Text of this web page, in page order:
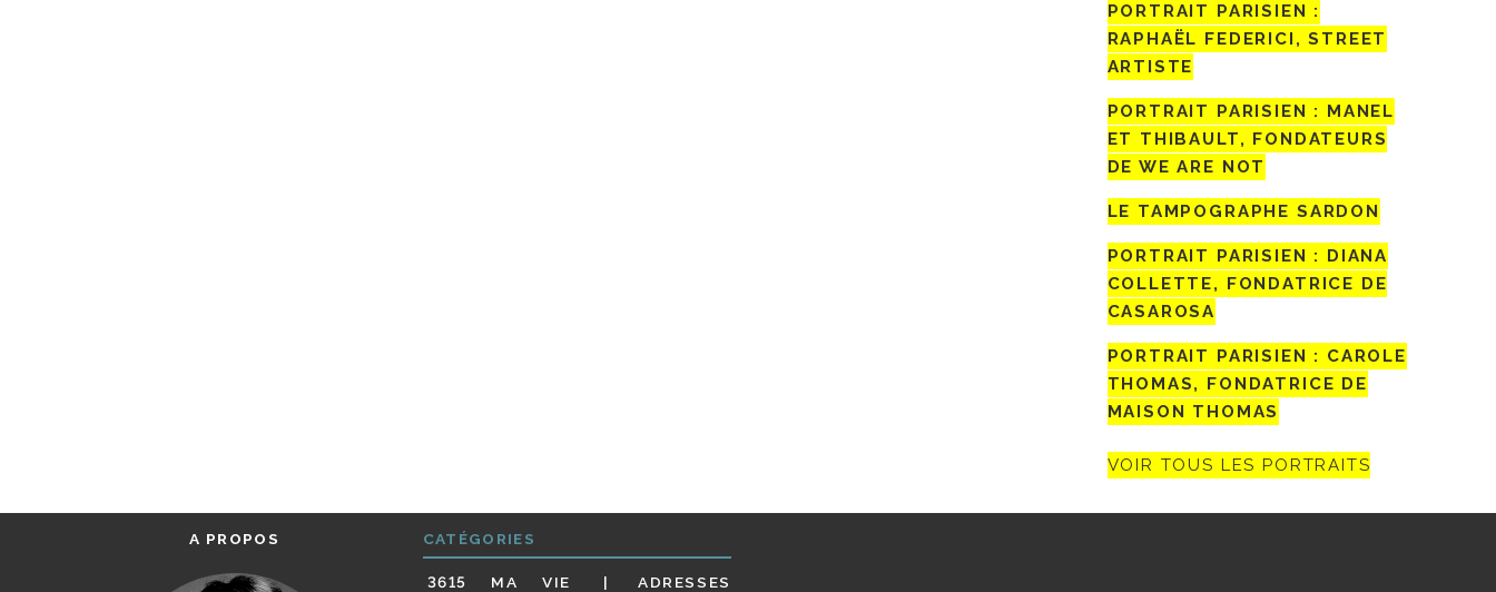
PORTRAIT PARISIEN :
RAPHAËL FEDERICI, STREET
ARTISTE
PORTRAIT PARISIEN : MANEL
ET THIBAULT, FONDATEURS
DE WE ARE NOT
LE TAMPOGRAPHE SARDON
PORTRAIT PARISIEN : DIANA
COLLETTE, FONDATRICE DE
CASAROSA
PORTRAIT PARISIEN : CAROLE
THOMAS, FONDATRICE DE
MAISON THOMAS
VOIR TOUS LES PORTRAITS
A PROPOS CATÉGORIES
3615 MA VIE
ADRESSES